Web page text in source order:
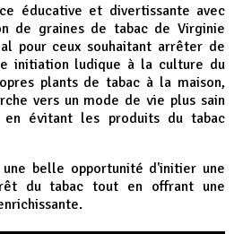
éducative et divertissante avec
de graines de tabac de Virginie
pour ceux souhaitant arrêter de
initiation ludique à la culture du
plants de tabac à la maison,
vers un mode de vie plus sain
évitant les produits du tabac
belle opportunité d'initier une
du tabac tout en offrant une